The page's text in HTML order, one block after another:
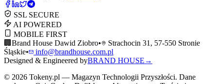
SSL SECURE
AI POWERED
MOBILE FIRST
🏢 Brand House Dawid Ziobro•
Strachocin 31, 57-550 Stronie
Śląskie•
info@brandhouse.com.pl
Designed & Engineered byBRAND HOUSE →
© 2026 Tokeny.pl — Magazyn Technologii Przyszłości. Dane